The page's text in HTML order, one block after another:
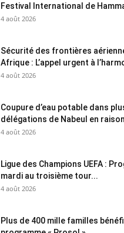
Festival International de
4 août 2026
Sécurité des frontières
Afrique : L’appel urgent à
4 août 2026
Coupure d’eau potable dans
délégations de Nabeul en raison
4 août 2026
Ligue des Champions UEFA :
mardi au troisième tour...
4 août 2026
Plus de 400 mille familles